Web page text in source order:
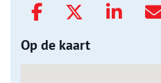
Op de kaart